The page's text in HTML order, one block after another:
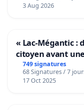
3 Aug 2026
« Lac-Mégantic :
citoyen avant
de notre territoire
749 signatures
68 Signatures / 7
17 Oct 2025